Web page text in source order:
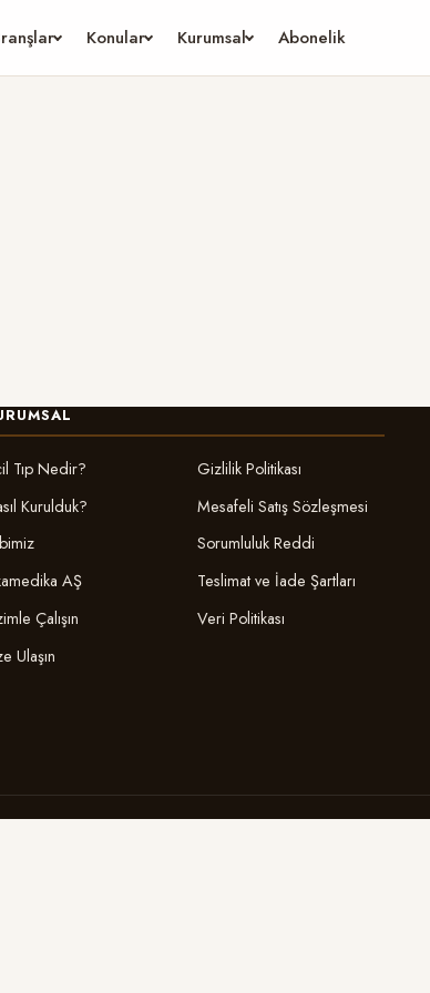
Konular Kurumsal Abonelik
Tıp Nedir?
Kurulduk?
AŞ
Çalışın
Ulaşın
Gizlilik Politikası
Mesafeli Satış Sözleşmesi
Sorumluluk Reddi
Teslimat ve İade Şartları
Veri Politikası